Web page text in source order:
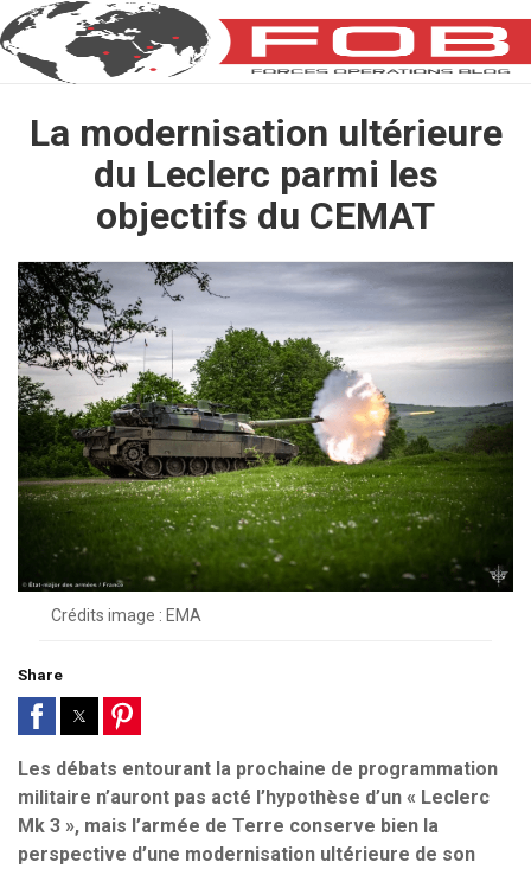
La modernisation ultérieure
du Leclerc parmi les
objectifs du CEMAT
Crédits image : EMA
Share
Les débats entourant la prochaine de programmation
militaire n’auront pas acté l’hypothèse d’un « Leclerc
Mk 3 », mais l’armée de Terre conserve bien la
perspective d’une modernisation ultérieure de son